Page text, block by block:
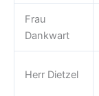
Frau
Dankwart
Herr Dietzel